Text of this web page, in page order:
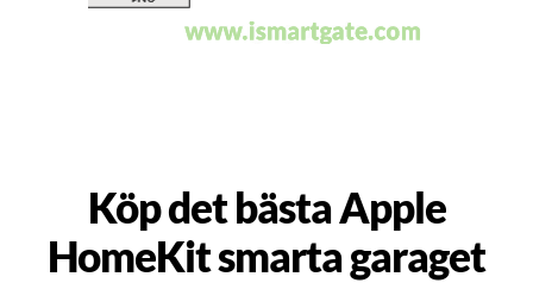
Köp det bästa Apple
HomeKit smarta garaget